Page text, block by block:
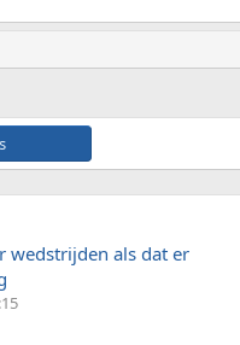
wedstrijden als dat er